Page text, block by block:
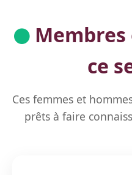
Membres
ce
Ces femmes et
prêts à faire